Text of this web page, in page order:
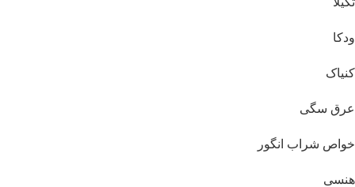
ودکا
کنیاک
عرق سگی
خواص شراب انگور
هنسی